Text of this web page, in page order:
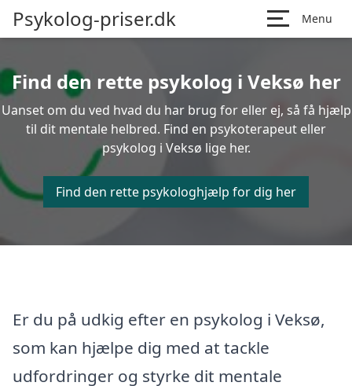
Psykolog-priser.dk Menu
Find den rette psykolog i Veksø her
Uanset om du ved hvad du har brug for eller ej, så få hjælp
til dit mentale helbred. Find en psykoterapeut eller
psykolog i Veksø lige her.
Find den rette psykologhjælp for dig her
Er du på udkig efter en psykolog i Veksø,
som kan hjælpe dig med at tackle
udfordringer og styrke dit mentale